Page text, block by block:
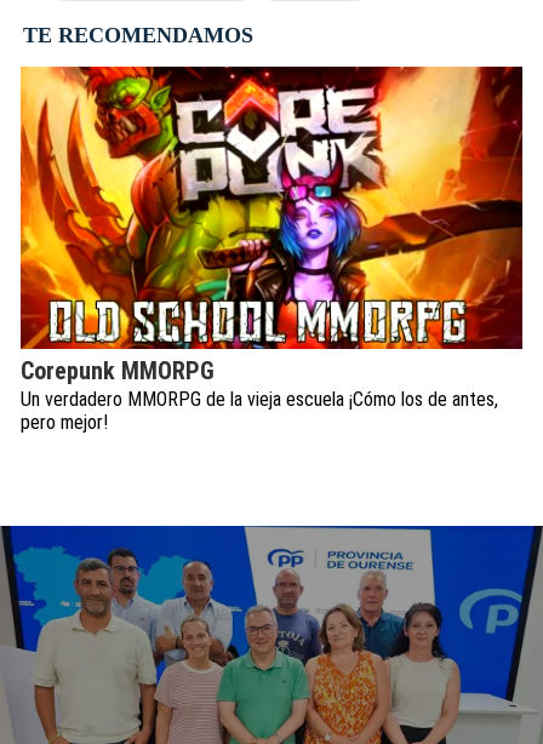
TE RECOMENDAMOS
Corepunk MMORPG
Un verdadero MMORPG de la vieja escuela ¡Cómo los de antes,
pero mejor!